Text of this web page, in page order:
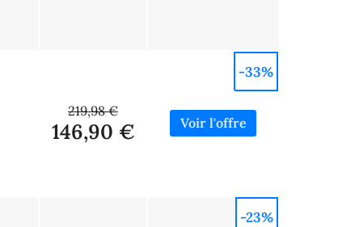
219,98 €
146,90 €
-33%
-23%